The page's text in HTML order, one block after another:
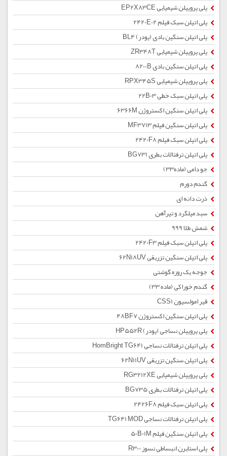
پلی پروپیلن شیمیایی EP2X83CE
پلی اتیلن سبک فیلم 2420E02
پلی اتیلن سنگین بادی (پودر) BL4
پلی پروپیلن شیمیایی ZR348T
پلی اتیلن سنگین بادی 8200B
پلی پروپیلن شیمیایی RPX345S
پلی اتیلن سبک خطی 22B03
پلی اتیلن سنگین اکستروژن 6366M
پلی اتیلن سنگین فیلم MF3713
پلی اتیلن سبک فیلم 2420F8
پلی اتیلن ترفتالات بطری BG731
جو دامی (ماده33)
گندم دورم
ذرت دانه ای
سبد میلگرد و تیرآهن
شمش طلا 999
پلی اتیلن سبک فیلم 2420F3
پلی اتیلن سنگین تزریقی 62N18UV
جوجه یک روزه گوشتی
گندم خوراکی (ماده 33)
قیر امولسیون CSS1
پلی اتیلن سنگین اکستروژن 48BF7
پلی پروپیلن نساجی (پودر) HP552R
پلی اتیلن ترفتالات نساجی HomBright TG641
پلی اتیلن سنگین تزریقی 62N11UV
پلی پروپیلن شیمیایی RG3212XE
پلی اتیلن ترفتالات بطری BG735
پلی اتیلن سبک فیلم 2426F8
پلی اتیلن ترفتالات نساجی TG641 MOD
پلی اتیلن سنگین فیلم 50B01M
پلی استایرن انبساطی نسوز R300